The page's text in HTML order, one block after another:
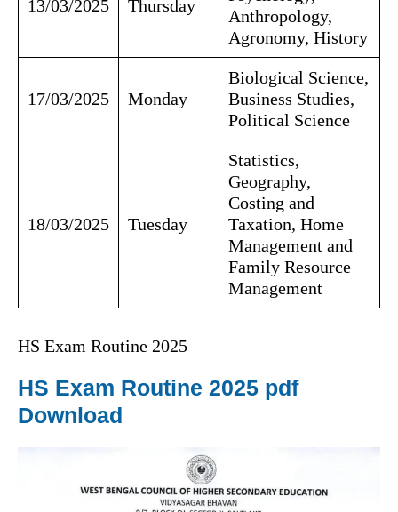
13/03/2025 Thursday
Anthropology,
Agronomy, History
17/03/2025 Monday
Biological Science,
Business Studies,
Political Science
18/03/2025 Tuesday
Statistics,
Geography,
Costing and
Taxation, Home
Management and
Family Resource
Management
HS Exam Routine 2025
HS Exam Routine 2025 pdf
Download